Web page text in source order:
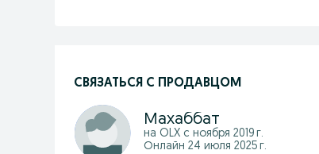
СВЯЗАТЬСЯ С ПРОДАВЦОМ
Махаббат
на OLX с ноября 2019 г.
Онлайн 24 июля 2025 г.